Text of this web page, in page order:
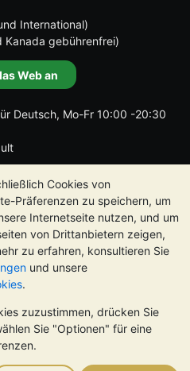
Cookies von
Präferenzen zu speichern, um
Internetseite nutzen, und um
von Drittanbietern zeigen,
zu erfahren, konsultieren Sie
und unsere
.
zuzustimmen, drücken Sie
Sie "Optionen" für eine
International)
Kanada gebührenfrei)
Web an
Deutsch, Mo-Fr 10:00 -20:30
von Edelmetallen kann sowohl
Trends sind keine Garantie
Nichts auf den Webseiten